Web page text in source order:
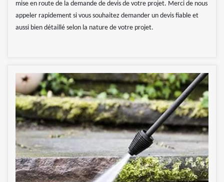
mise en route de la demande de devis de votre projet. Merci de nous
appeler rapidement si vous souhaitez demander un devis fiable et
aussi bien détaillé selon la nature de votre projet.